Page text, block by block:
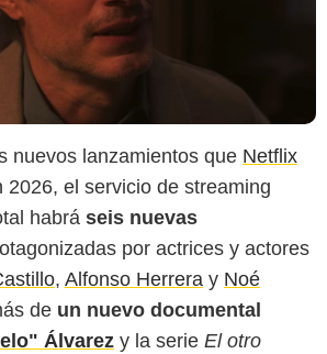
nuevos lanzamientos que Netflix
2026, el servicio de streaming
habrá seis nuevas
por actrices y actores
, Alfonso Herrera y Noé
de un nuevo documental
Álvarez y la serie El otro